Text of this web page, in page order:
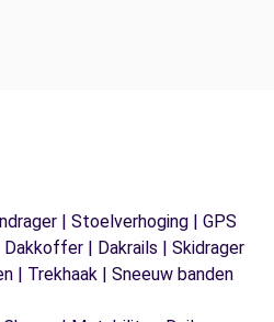
| Stoelverhoging | GPS
| Dakrails | Skidrager
| Trekhaak | Sneeuw banden